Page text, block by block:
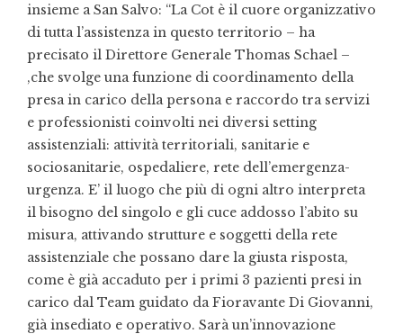
insieme a San Salvo: “La Cot è il cuore organizzativo
di tutta l’assistenza in questo territorio – ha
precisato il Direttore Generale Thomas Schael –
,che svolge una funzione di coordinamento della
presa in carico della persona e raccordo tra servizi
e professionisti coinvolti nei diversi setting
assistenziali: attività territoriali, sanitarie e
sociosanitarie, ospedaliere, rete dell’emergenza-
urgenza. E’ il luogo che più di ogni altro interpreta
il bisogno del singolo e gli cuce addosso l’abito su
misura, attivando strutture e soggetti della rete
assistenziale che possano dare la giusta risposta,
come è già accaduto per i primi 3 pazienti presi in
carico dal Team guidato da Fioravante Di Giovanni,
già insediato e operativo. Sarà un’innovazione